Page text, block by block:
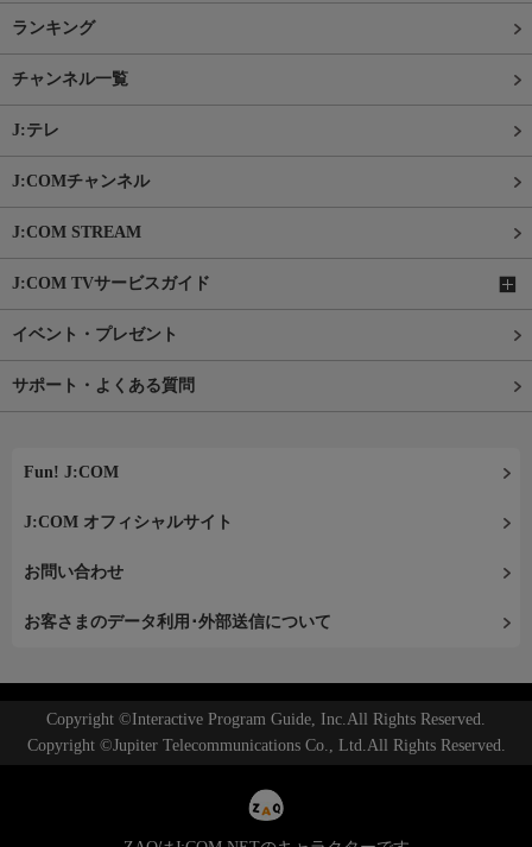
ランキング
チャンネル一覧
J:テレ
J:COMチャンネル
J:COM STREAM
J:COM TVサービスガイド
イベント・プレゼント
サポート・よくある質問
Fun! J:COM
J:COM オフィシャルサイト
お問い合わせ
お客さまのデータ利用･外部送信について
Copyright ©Interactive Program Guide, Inc.All Rights Reserved.
Copyright ©Jupiter Telecommunications Co., Ltd.All Rights Reserved.